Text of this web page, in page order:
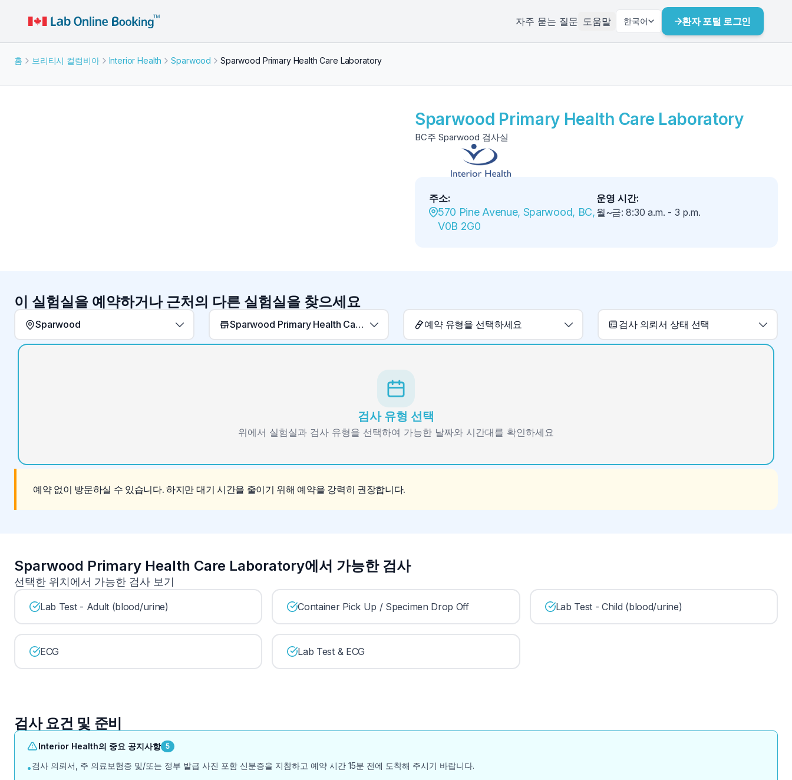
자주 묻는 질문 도움말 한국어 환자 포털 로그인
홈 브리티시 컬럼비아 Interior Health Sparwood Sparwood Primary Health Care Laboratory
Sparwood Primary Health Care Laboratory
BC주 Sparwood 검사실
주소:
570 Pine Avenue, Sparwood, BC,
V0B 2G0
운영 시간:
월~금: 8:30 a.m. - 3 p.m.
이 실험실을 예약하거나 근처의 다른 실험실을 찾으세요
Sparwood Sparwood Primary Health Care Laboratory 예약 유형을 선택하세요 검사 의뢰서 상태 선택
검사 유형 선택
위에서 실험실과 검사 유형을 선택하여 가능한 날짜와 시간대를 확인하세요
예약 없이 방문하실 수 있습니다. 하지만 대기 시간을 줄이기 위해 예약을 강력히 권장합니다.
Sparwood Primary Health Care Laboratory에서 가능한 검사
선택한 위치에서 가능한 검사 보기
Lab Test - Adult (blood/urine) Container Pick Up / Specimen Drop Off Lab Test - Child (blood/urine)
ECG Lab Test & ECG
검사 요건 및 준비
Interior Health의 중요 공지사항 5
•검사 의뢰서, 주 의료보험증 및/또는 정부 발급 사진 포함 신분증을 지참하고 예약 시간 15분 전에 도착해 주시기 바랍니다.